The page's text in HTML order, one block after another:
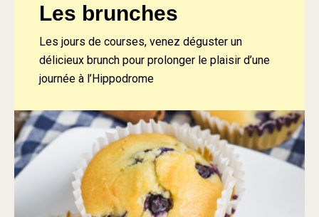
Les brunches
Les jours de courses, venez déguster un
délicieux brunch pour prolonger le plaisir d’une
journée à l’Hippodrome